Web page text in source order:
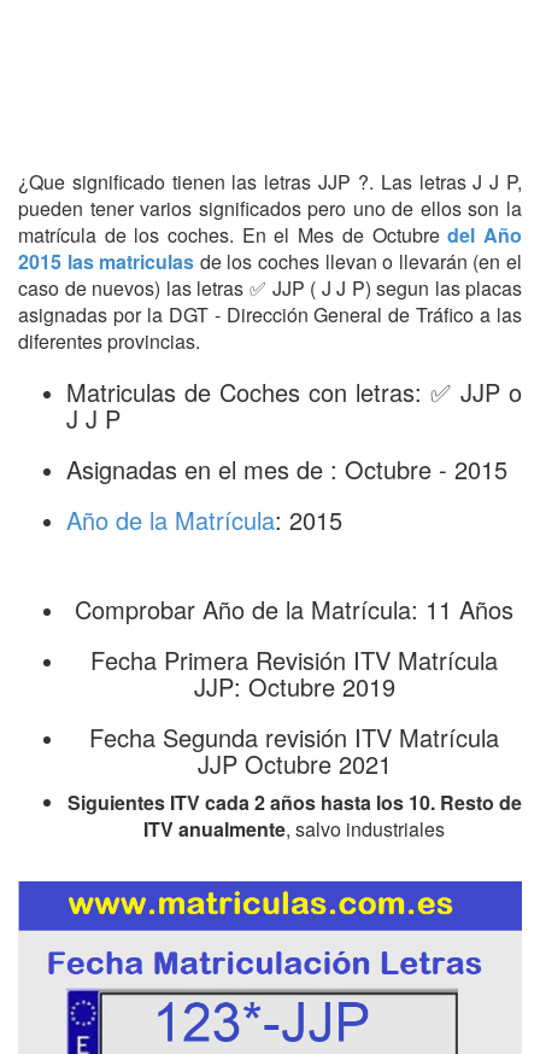
¿Que significado tienen las letras JJP ?. Las letras J J P,
pueden tener varios significados pero uno de ellos son la
matrícula de los coches. En el Mes de Octubredel Año
2015 las matriculas de los coches llevan o llevarán (en el
caso de nuevos) las letras ✅ JJP ( J J P) segun las placas
asignadas por la DGT - Dirección General de Tráfico a las
diferentes provincias.
Matriculas de Coches con letras: ✅ JJP o
J J P
Asignadas en el mes de : Octubre - 2015
Año de la Matrícula: 2015
Comprobar Año de la Matrícula: 11 Años
Fecha Primera Revisión ITV Matrícula
JJP: Octubre 2019
Fecha Segunda revisión ITV Matrícula
JJP Octubre 2021
Siguientes ITV cada 2 años hasta los 10. Resto de
ITV anualmente, salvo industriales